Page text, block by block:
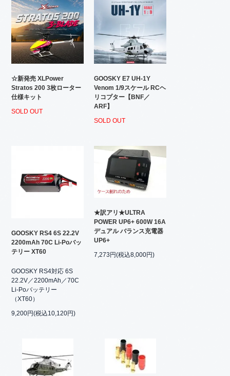
☆新発売 XLPower
Stratos 200 3枚ローター
仕様キット
SOLD OUT
GOOSKY E7 UH-1Y
Venom 1/9スケール RCヘ
リコプター【BNF／
ARF】
SOLD OUT
GOOSKY RS4 6S 22.2V
2200mAh 70C Li-Poバッ
テリー XT60
GOOSKY RS4対応 6S
22.2V／2200mAh／70C
Li-Poバッテリー
（XT60）
9,200円(税込10,120円)
★訳アリ★ULTRA
POWER UP6+ 600W 16A
デュアル バランス充電器
UP6+
7,273円(税込8,000円)